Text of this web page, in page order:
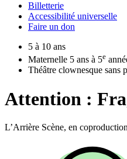
Billetterie
Accessibilité universelle
Faire un don
5 à 10 ans
Maternelle 5 ans à 5e
Théâtre clownesque sans
Attention :
L’Arrière Scène, en